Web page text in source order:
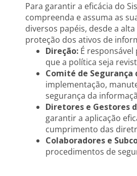
Para garantir a eficácia do
compreenda e assuma as
diversos papéis, desde a
proteção dos ativos de
Direção:É responsável
que a política seja
Comité de Segurança
implementação,
segurança da
Diretores e Gestores
garantir a aplicação
cumprimento das
Colaboradores e
procedimentos de